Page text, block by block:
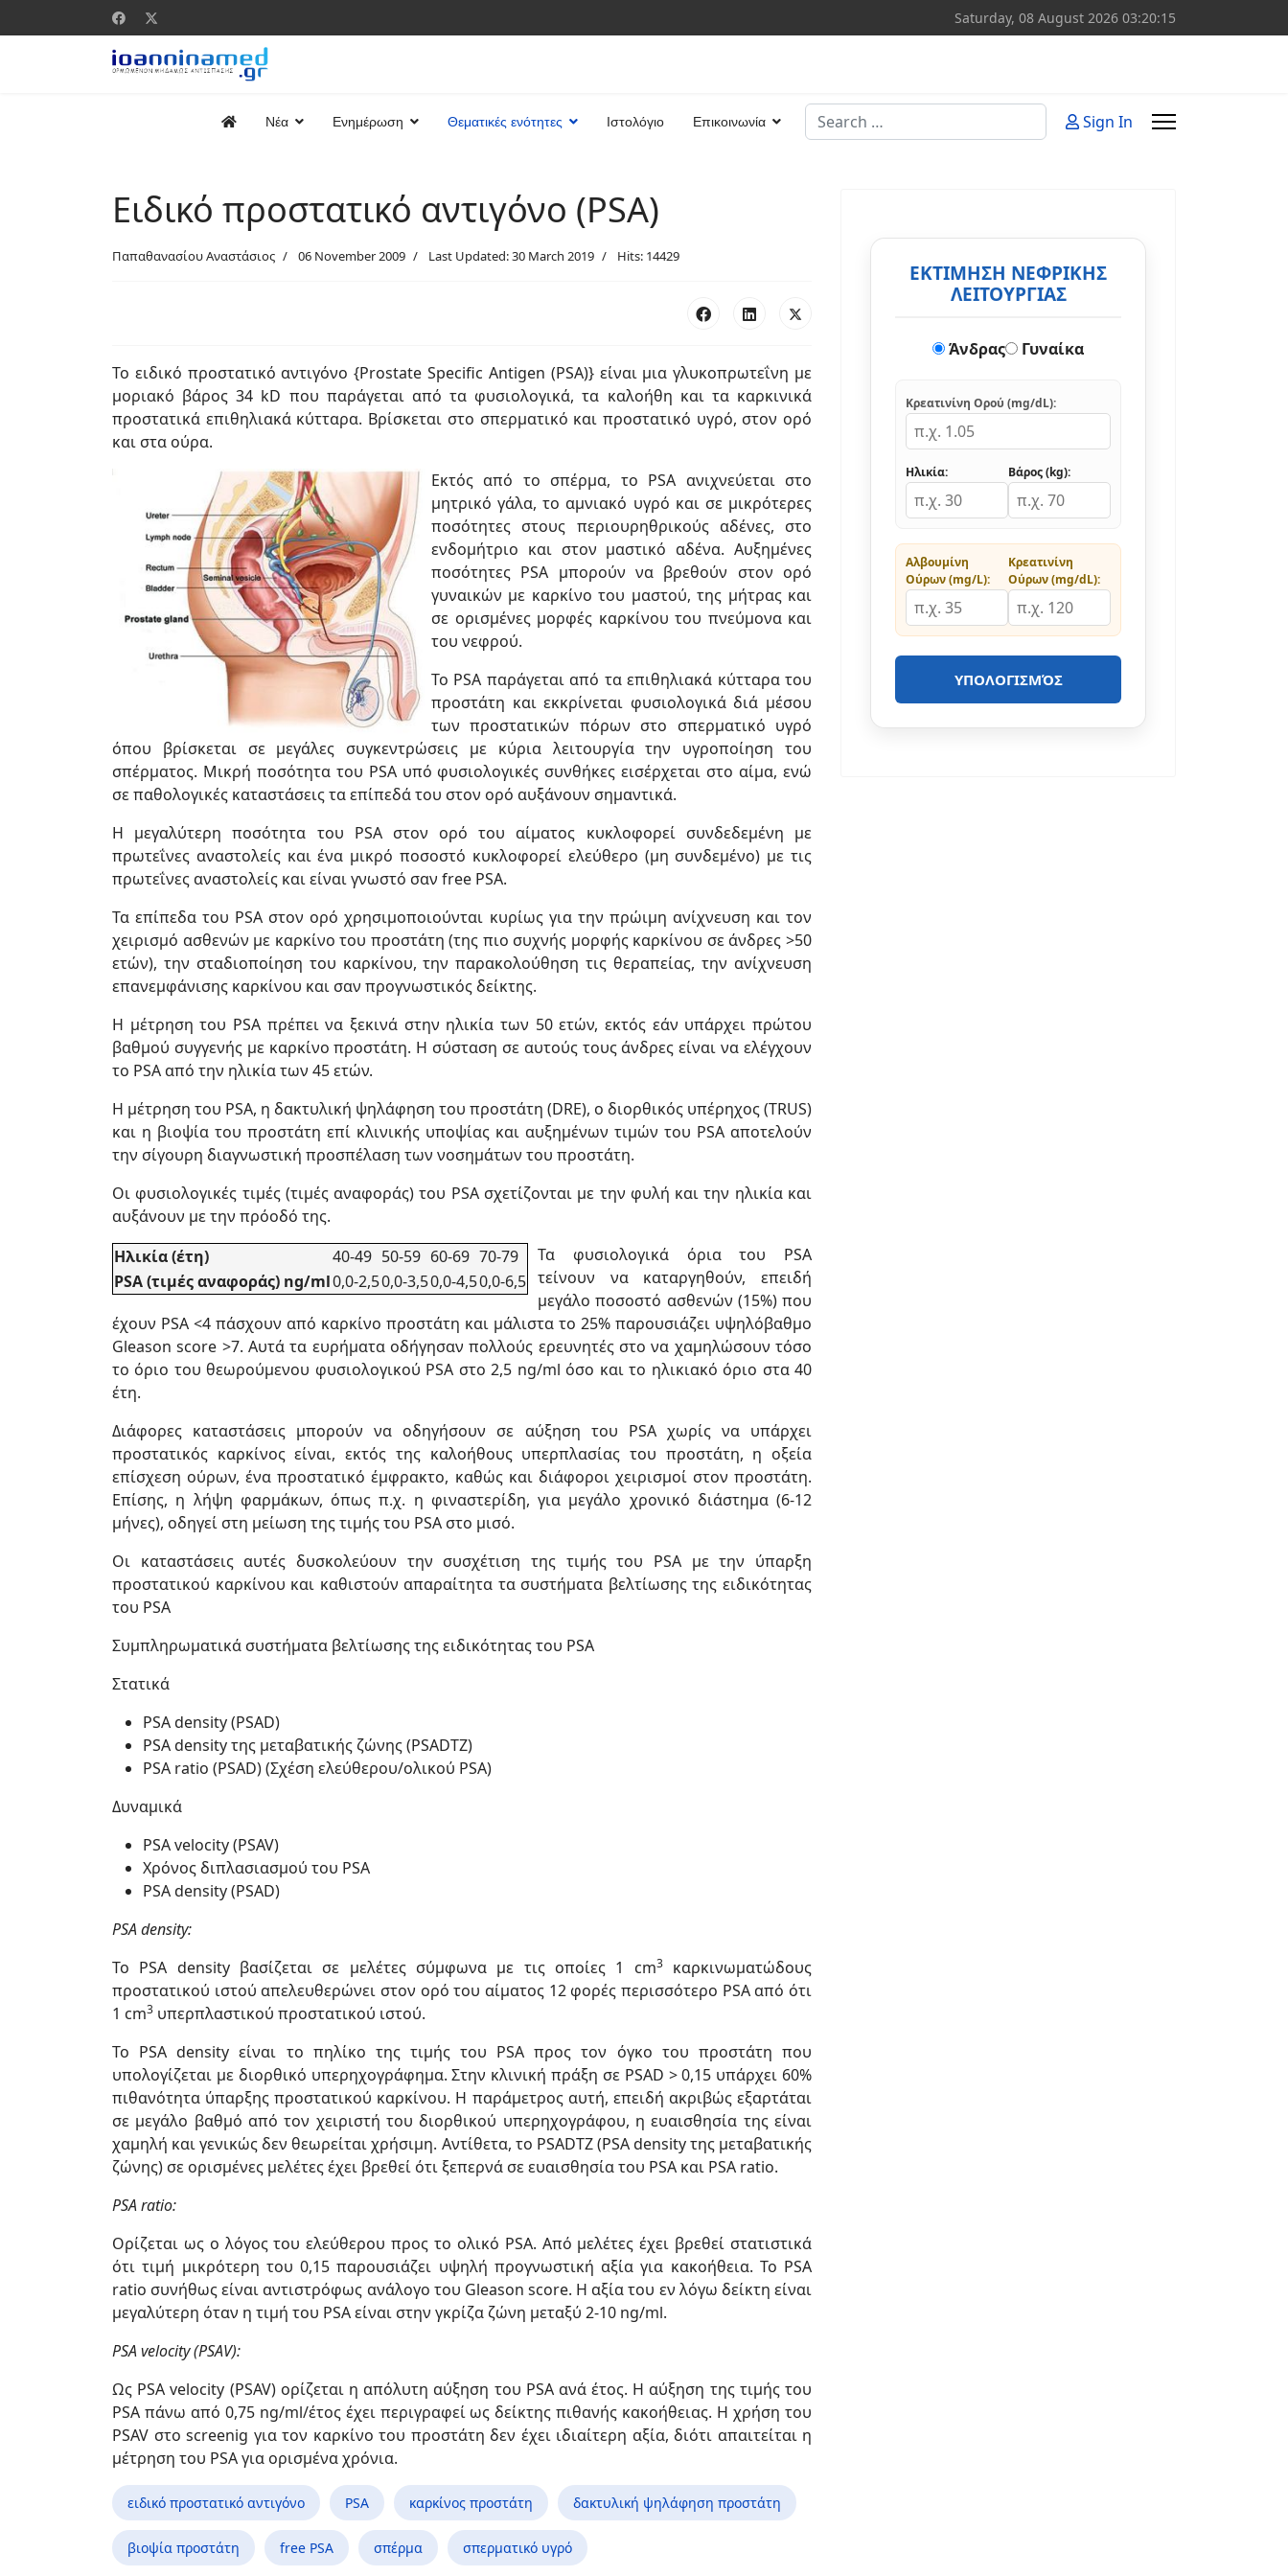
Saturday, 08 August 2026 03:20:16
Νέα Ενημέρωση Θεματικές ενότητες Ιστολόγιο Επικοινωνία
Search
Sign In
Ειδικό προστατικό αντιγόνο (PSA)
Παπαθανασίου Αναστάσιος 06 November 2009 Last Updated: 30 March 2019 Hits: 14429
Το ειδικό προστατικό αντιγόνο {Prostate Specific Antigen (PSA)} είναι μια γλυκοπρωτεΐνη με
μοριακό βάρος 34 kD που παράγεται από τα φυσιολογικά, τα καλοήθη και τα καρκινικά
προστατικά επιθηλιακά κύτταρα. Βρίσκεται στο σπερματικό και προστατικό υγρό, στον ορό
και στα ούρα.
Εκτός από το σπέρμα, τo PSA ανιχνεύεται στο
μητρικό γάλα, το αμνιακό υγρό και σε μικρότερες
ποσότητες στους περιουρηθρικούς αδένες, στο
ενδομήτριο και στον μαστικό αδένα. Αυξημένες
ποσότητες PSA μπορούν να βρεθούν στον ορό
γυναικών με καρκίνο του μαστού, της μήτρας και
σε ορισμένες μορφές καρκίνου του πνεύμονα και
του νεφρού.
Το PSA παράγεται από τα επιθηλιακά κύτταρα του
προστάτη και εκκρίνεται φυσιολογικά διά μέσου
των προστατικών πόρων στο σπερματικό υγρό
όπου βρίσκεται σε μεγάλες συγκεντρώσεις με κύρια λειτουργία την υγροποίηση του
σπέρματος. Μικρή ποσότητα του PSA υπό φυσιολογικές συνθήκες εισέρχεται στο αίμα, ενώ
σε παθολογικές καταστάσεις τα επίπεδά του στον ορό αυξάνουν σημαντικά.
Η μεγαλύτερη ποσότητα του PSA στον ορό του αίματος κυκλοφορεί συνδεδεμένη με
πρωτεΐνες αναστολείς και ένα μικρό ποσοστό κυκλοφορεί ελεύθερο (μη συνδεμένο) με τις
πρωτεΐνες αναστολείς και είναι γνωστό σαν free PSA.
Τα επίπεδα του PSA στον ορό χρησιμοποιούνται κυρίως για την πρώιμη ανίχνευση και τον
χειρισμό ασθενών με καρκίνο του προστάτη (της πιο συχνής μορφής καρκίνου σε άνδρες >50
ετών), την σταδιοποίηση του καρκίνου, την παρακολούθηση τις θεραπείας, την ανίχνευση
επανεμφάνισης καρκίνου και σαν προγνωστικός δείκτης.
Η μέτρηση του PSA πρέπει να ξεκινά στην ηλικία των 50 ετών, εκτός εάν υπάρχει πρώτου
βαθμού συγγενής με καρκίνο προστάτη. Η σύσταση σε αυτούς τους άνδρες είναι να ελέγχουν
το PSA από την ηλικία των 45 ετών.
Η μέτρηση του PSA, η δακτυλική ψηλάφηση του προστάτη (DRE), ο διορθικός υπέρηχος (TRUS)
και η βιοψία του προστάτη επί κλινικής υποψίας και αυξημένων τιμών του PSA αποτελούν
την σίγουρη διαγνωστική προσπέλαση των νοσημάτων του προστάτη.
Οι φυσιολογικές τιμές (τιμές αναφοράς) του PSA σχετίζονται με την φυλή και την ηλικία και
αυξάνουν με την πρόοδό της.
Ηλικία (έτη)
40-49 50-59 60-69 70-79
PSA (τιμές αναφοράς) ng/ml0,0-2,50,0-3,50,0-4,50,0-6,5
Τα φυσιολογικά όρια του PSA
τείνουν να καταργηθούν, επειδή
μεγάλο ποσοστό ασθενών (15%) που
έχουν PSA <4 πάσχουν από καρκίνο προστάτη και μάλιστα το 25% παρουσιάζει υψηλόβαθμο
Gleason score >7. Αυτά τα ευρήματα οδήγησαν πολλούς ερευνητές στο να χαμηλώσουν τόσο
το όριο του θεωρούμενου φυσιολογικού PSA στο 2,5 ng/ml όσο και το ηλικιακό όριο στα 40
έτη.
Διάφορες καταστάσεις μπορούν να οδηγήσουν σε αύξηση του PSA χωρίς να υπάρχει
προστατικός καρκίνος είναι, εκτός της καλοήθους υπερπλασίας του προστάτη, η οξεία
επίσχεση ούρων, ένα προστατικό έμφρακτο, καθώς και διάφοροι χειρισμοί στον προστάτη.
Επίσης, η λήψη φαρμάκων, όπως π.χ. η φιναστερίδη, για μεγάλο χρονικό διάστημα (6-12
μήνες), οδηγεί στη μείωση της τιμής του PSA στο μισό.
Οι καταστάσεις αυτές δυσκολεύουν την συσχέτιση της τιμής του PSA με την ύπαρξη
προστατικού καρκίνου και καθιστούν απαραίτητα τα συστήματα βελτίωσης της ειδικότητας
του PSA
Συμπληρωματικά συστήματα βελτίωσης της ειδικότητας του PSA
Στατικά
PSA density (PSAD)
PSA density της μεταβατικής ζώνης (PSADTZ)
PSA ratio (PSAD) (Σχέση ελεύθερου/ολικού PSA)
Δυναμικά
PSA velocity (PSAV)
Χρόνος διπλασιασμού του PSA
PSA density (PSAD)
PSA density:
Το PSA density βασίζεται σε μελέτες σύμφωνα με τις οποίες 1 cm3καρκινωματώδους
προστατικού ιστού απελευθερώνει στον ορό του αίματος 12 φορές περισσότερο PSA από ότι
1 cm3 υπερπλαστικού προστατικού ιστού.
Το PSA density είναι το πηλίκο της τιμής του PSA προς τον όγκο του προστάτη που
υπολογίζεται με διορθικό υπερηχογράφημα. Στην κλινική πράξη σε PSAD > 0,15 υπάρχει 60%
πιθανότητα ύπαρξης προστατικού καρκίνου. Η παράμετρος αυτή, επειδή ακριβώς εξαρτάται
σε μεγάλο βαθμό από τον χειριστή του διορθικού υπερηχογράφου, η ευαισθησία της είναι
χαμηλή και γενικώς δεν θεωρείται χρήσιμη. Αντίθετα, το PSADTZ (PSA density της μεταβατικής
ζώνης) σε ορισμένες μελέτες έχει βρεθεί ότι ξεπερνά σε ευαισθησία του PSA και PSA ratio.
PSA ratio:
Ορίζεται ως ο λόγος του ελεύθερου προς το ολικό PSA. Από μελέτες έχει βρεθεί στατιστικά
ότι τιμή μικρότερη του 0,15 παρουσιάζει υψηλή προγνωστική αξία για κακοήθεια. Το PSA
ratio συνήθως είναι αντιστρόφως ανάλογο του Gleason score. Η αξία του εν λόγω δείκτη είναι
μεγαλύτερη όταν η τιμή του PSA είναι στην γκρίζα ζώνη μεταξύ 2-10 ng/ml.
PSA velocity (PSAV):
Ως PSA velocity (PSAV) ορίζεται η απόλυτη αύξηση του PSA ανά έτος. Η αύξηση της τιμής του
PSA πάνω από 0,75 ng/ml/έτος έχει περιγραφεί ως δείκτης πιθανής κακοήθειας. Η χρήση του
PSAV στο screenig για τον καρκίνο του προστάτη δεν έχει ιδιαίτερη αξία, διότι απαιτείται η
μέτρηση του PSA για ορισμένα χρόνια.
ειδικό προστατικό αντιγόνο PSA καρκίνος προστάτη δακτυλική ψηλάφηση προστάτη
βιοψία προστάτη free PSA σπέρμα σπερματικό υγρό
ΕΚΤΙΜΗΣΗ ΝΕΦΡΙΚΗΣ
ΛΕΙΤΟΥΡΓΙΑΣ
Άνδρας Γυναίκα
Κρεατινίνη Ορού (mg/dL):
Ηλικία: Βάρος (kg):
Αλβουμίνη
Ούρων (mg/L):
Κρεατινίνη
Ούρων (mg/dL):
ΥΠΟΛΟΓΙΣΜΌΣ